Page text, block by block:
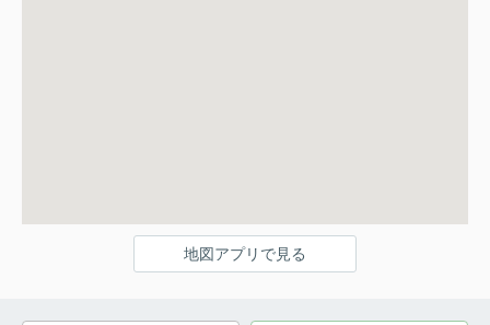
地図アプリで見る